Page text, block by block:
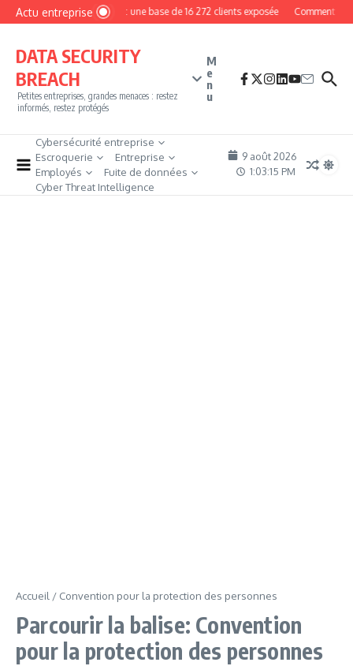
Aller au contenu
Actu entrepriseMyPhoto : une base de 16 272 clients exposée Comment
DATA SECURITY
BREACH
Petites entreprises, grandes menaces : restez
informés, restez protégés
M
e
n
u
Cybersécurité entreprise
Escroquerie
Entreprise
Employés
Fuite de données
Cyber Threat Intelligence
9 août 2026
1:03:15 PM
Accueil / Convention pour la protection des personnes
Parcourir la balise: Convention
pour la protection des personnes